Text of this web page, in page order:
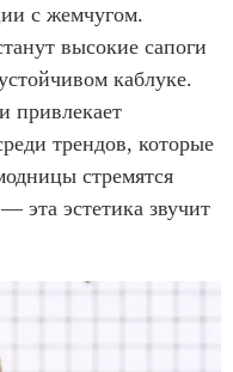
с жемчугом.
высокие сапоги
каблуке.
привлекает
трендов, которые
стремятся
эта эстетика звучит